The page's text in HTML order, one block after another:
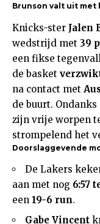
Brunson valt uit met
Knicks-ster Jalen
wedstrijd met 39
een fikse
de basket
na contact met
de buurt.
zijn vrije worpen
strompelend het
Doorslaggevende
De Lakers
aan met nog 6:57
een 19-6 run.
Gabe Vincent